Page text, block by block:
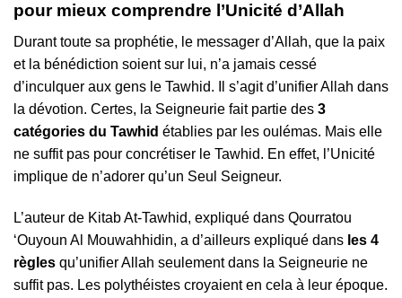
pour mieux comprendre l’Unicité d’Allah
Durant toute sa prophétie, le messager d’Allah, que la paix
et la bénédiction soient sur lui, n’a jamais cessé
d’inculquer aux gens le Tawhid. Il s’agit d’unifier Allah dans
la dévotion. Certes, la Seigneurie fait partie des 3
catégories du Tawhid établies par les oulémas. Mais elle
ne suffit pas pour concrétiser le Tawhid. En effet, l’Unicité
implique de n’adorer qu’un Seul Seigneur.
L’auteur de Kitab At-Tawhid, expliqué dans Qourratou
‘Ouyoun Al Mouwahhidin, a d’ailleurs expliqué dans les 4
règles qu’unifier Allah seulement dans la Seigneurie ne
suffit pas. Les polythéistes croyaient en cela à leur époque.